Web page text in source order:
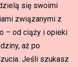
się swoimi
związanymi z
– od ciąży i opieki
aż po
Jeśli szukasz